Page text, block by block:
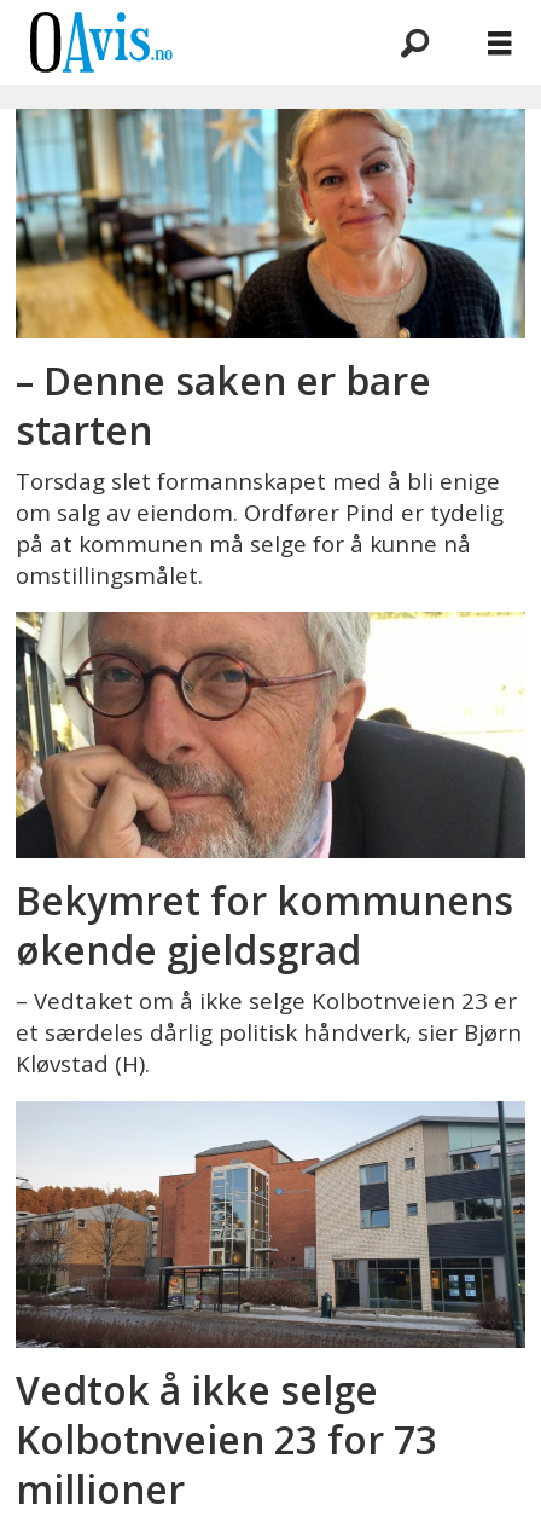
Emne:
kommunal
eiendom
– Denne saken er bare
starten
Torsdag slet formannskapet med å bli enige
om salg av eiendom. Ordfører Pind er tydelig
på at kommunen må selge for å kunne nå
omstillingsmålet.
Bekymret for kommunens
økende gjeldsgrad
– Vedtaket om å ikke selge Kolbotnveien 23 er
et særdeles dårlig politisk håndverk, sier Bjørn
Kløvstad (H).
Vedtok å ikke selge
Kolbotnveien 23 for 73
millioner